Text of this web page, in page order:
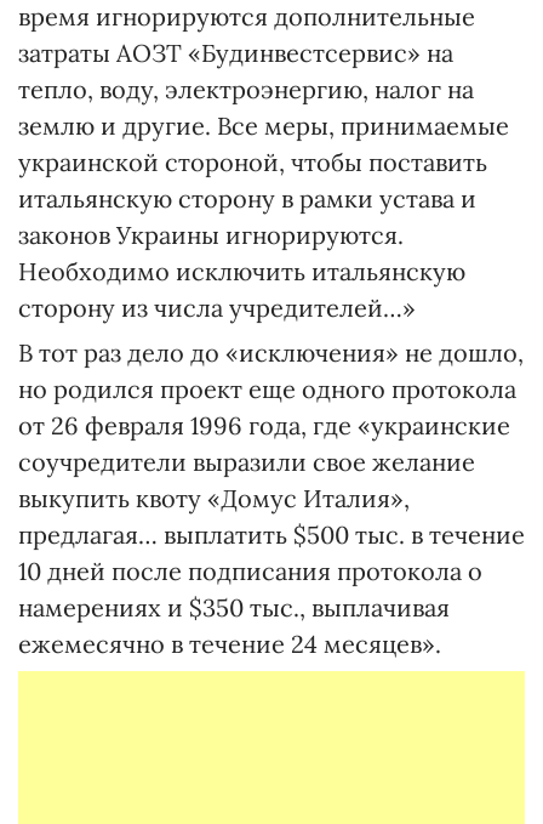
время игнорируются дополнительные
затраты АОЗТ «Будинвестсервис» на
тепло, воду, электроэнергию, налог на
землю и другие. Все меры, принимаемые
украинской стороной, чтобы поставить
итальянскую сторону в рамки устава и
законов Украины игнорируются.
Необходимо исключить итальянскую
сторону из числа учредителей…»
В тот раз дело до «исключения» не дошло,
но родился проект еще одного протокола
от 26 февраля 1996 года, где «украинские
соучредители выразили свое желание
выкупить квоту «Домус Италия»,
предлагая… выплатить $500 тыс. в течение
10 дней после подписания протокола о
намерениях и $350 тыс., выплачивая
ежемесячно в течение 24 месяцев».